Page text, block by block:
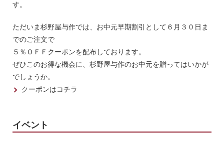
す。
ただいま杉野屋与作では、お中元早期割引として６月３０日ま
でのご注文で
５％ＯＦＦクーポンを配布しております。
ぜひこのお得な機会に、杉野屋与作のお中元を贈ってはいかが
でしょうか。
クーポンはコチラ
イベント